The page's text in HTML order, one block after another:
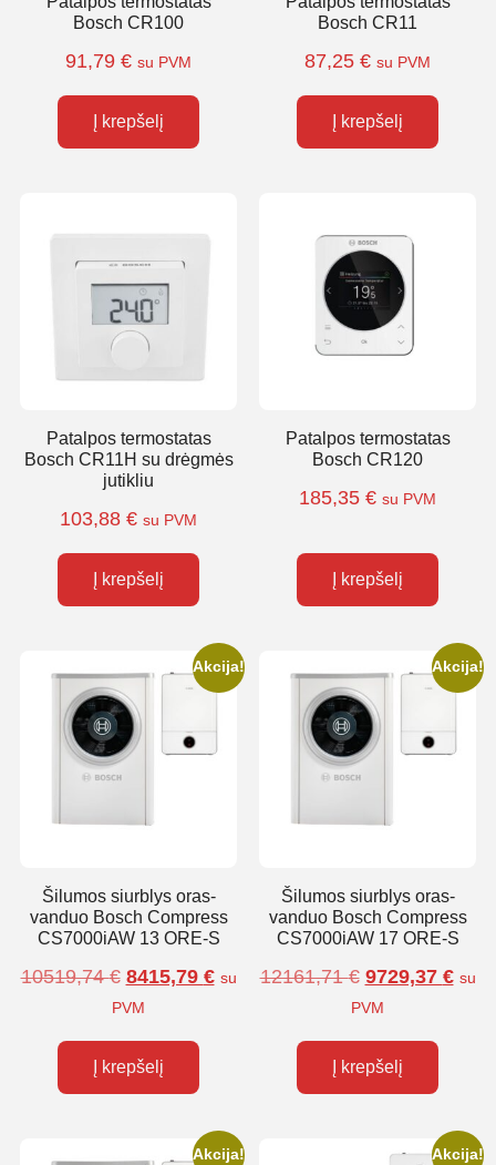
Bosch CR100
91,79 € su PVM
Į krepšelį
Bosch CR11
87,25 € su PVM
Į krepšelį
Patalpos termostatas
Bosch CR11H su drėgmės
jutikliu
103,88 € su PVM
Į krepšelį
Patalpos termostatas
Bosch CR120
185,35 € su PVM
Į krepšelį
Akcija!
Šilumos siurblys oras-
vanduo Bosch Compress
CS7000iAW 13 ORE-S
10519,74€ 8415,79 € su
PVM
Į krepšelį
Akcija!
Šilumos siurblys oras-
vanduo Bosch Compress
CS7000iAW 17 ORE-S
12161,71€ 9729,37 € su
PVM
Į krepšelį
Akcija! Akcija!